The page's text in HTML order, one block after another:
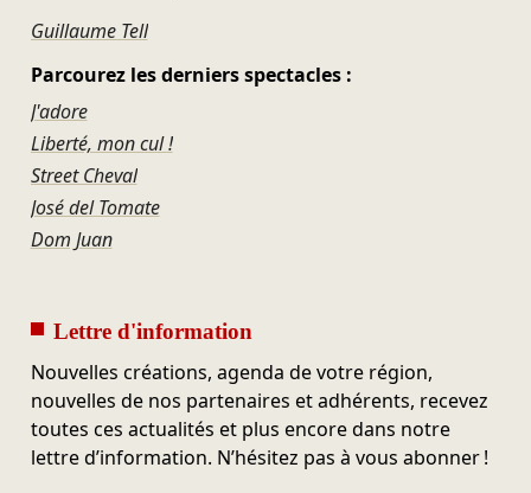
Guillaume Tell
Parcourez les derniers spectacles :
J'adore
Liberté, mon cul !
Street Cheval
José del Tomate
Dom Juan
Lettre d'information
Nouvelles créations, agenda de votre région,
nouvelles de nos partenaires et adhérents, recevez
toutes ces actualités et plus encore dans notre
lettre d’information. N’hésitez pas à vous abonner !